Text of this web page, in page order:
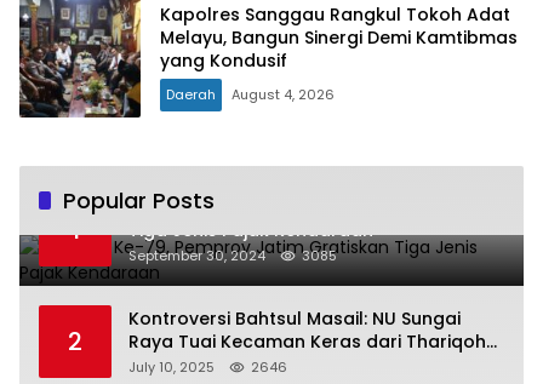
Kapolres Sanggau Rangkul Tokoh Adat
Melayu, Bangun Sinergi Demi Kamtibmas
yang Kondusif
Daerah August 4, 2026
Popular Posts
1
Hari Jadi Ke-79, Pemprov Jatim Gratiskan
Tiga Jenis Pajak Kendaraan
September 30, 2024 3085
2
Kontroversi Bahtsul Masail: NU Sungai
Raya Tuai Kecaman Keras dari Thariqoh
Al Mu’min
July 10, 2025 2646